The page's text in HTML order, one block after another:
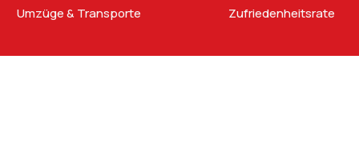
Umzüge & Transporte Zufriedenheitsrate